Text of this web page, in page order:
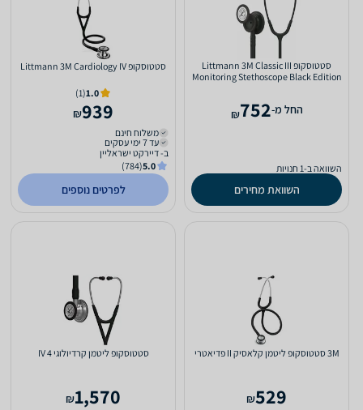
‏סטטוסקופ Littmann 3M Classic III
Monitoring Stethoscope Black Edition
‫החל מ-752
₪
השוואה ב-1 חנויות
השוואת מחירים
‏סטטוסקופ Littmann 3M Cardiology IV
1.0
(1)
939
₪
משלוח חינם
עד 7 ימי עסקים
ב- דיירקט ישראליין
5.0
(784)
לפרטים נוספים
3M סטטוסקופ ליטמן קלאסיק II פדיאטרי
529
₪
סטטוסקופ ליטמן קרדיולוגי 4 IV
1,570
₪